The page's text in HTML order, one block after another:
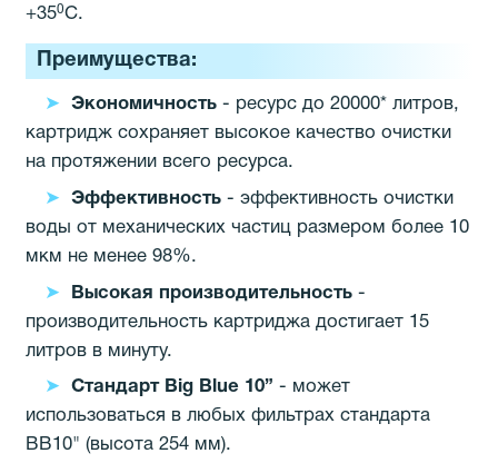
+350С.
Преимущества:
Экономичность- ресурс до 20000* литров,
картридж сохраняет высокое качество очистки
на протяжении всего ресурса.
Эффективность- эффективность очистки
воды от механических частиц размером более 10
мкм не менее 98%.
Высокая производительность-
производительность картриджа достигает 15
литров в минуту.
Стандарт Big Blue 10” - может
использоваться в любых фильтрах стандарта
BB10" (высота 254 мм).